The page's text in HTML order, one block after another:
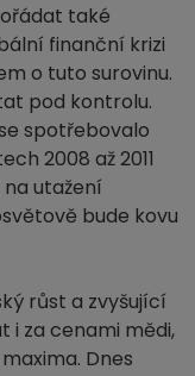
také
finanční krizi
o tuto surovinu.
pod kontrolu.
spotřebovalo
2008 až 2011
utažení
bude kovu
růst a zvyšující
i za cenami mědi,
Dnes